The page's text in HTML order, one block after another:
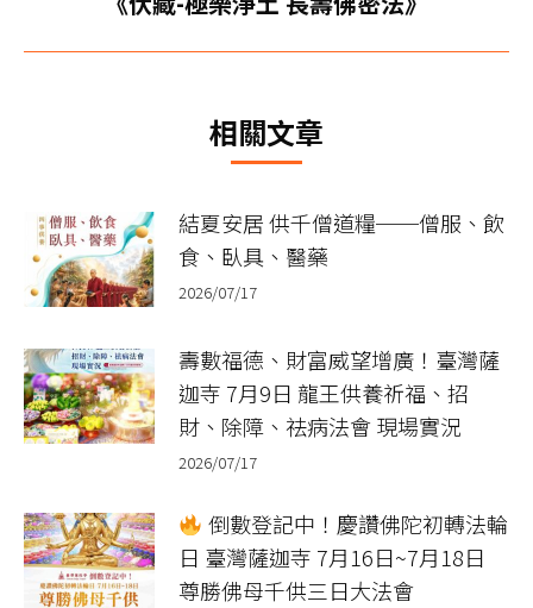
相關文章
結夏安居 供千僧道糧──僧服、飲
食、臥具、醫藥
2026/07/17
壽數福德、財富威望增廣！臺灣薩
迦寺 7月9日 龍王供養祈福、招
財、除障、祛病法會 現場實況
2026/07/17
倒數登記中！慶讚佛陀初轉法輪
日 臺灣薩迦寺 7月16日~7月18日
尊勝佛母千供三日大法會